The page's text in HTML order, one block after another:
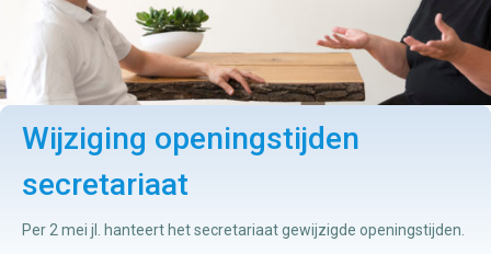
Afspraak
Locaties
Contact
Wijziging openingstijden
secretariaat
Per 2 mei jl. hanteert het secretariaat gewijzigde openingstijden.